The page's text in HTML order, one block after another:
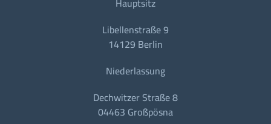
Libellenstraße 9
14129 Berlin
Niederlassung
Dechwitzer Straße 8
04463 Großpösna